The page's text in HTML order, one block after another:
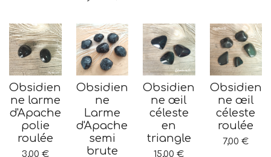
Obsidien
ne larme
d'Apache
polie
roulée
3,00 €
Obsidien
ne
Larme
d'Apache
semi
brute
Obsidien
ne œil
céleste
en
triangle
15,00 €
Obsidien
ne œil
céleste
roulée
7,00 €